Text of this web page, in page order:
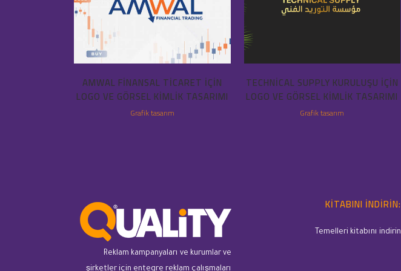
AMWAL FINANSAL TICARET IÇIN
LOGO VE GÖRSEL KIMLIK TASARIMI
Grafik tasarım
TECHNICAL SUPPLY KURULUŞU IÇIN
LOGO VE GÖRSEL KIMLIK TASARIMI
Grafik tasarım
Reklam kampanyaları ve kurumlar ve
şirketler için entegre reklam çalışmaları
KITABINI INDIRIN:
Temelleri kitabını indirin